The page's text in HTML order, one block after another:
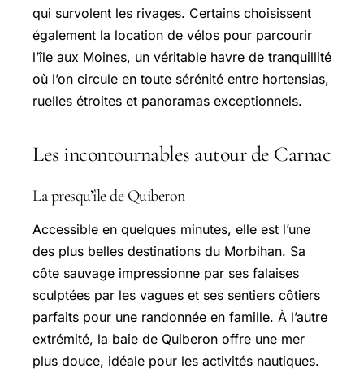
qui survolent les rivages. Certains choisissent
également la location de vélos pour parcourir
l’île aux Moines, un véritable havre de tranquillité
où l’on circule en toute sérénité entre hortensias,
ruelles étroites et panoramas exceptionnels.
Les incontournables autour de Carnac
La presqu’île de Quiberon
Accessible en quelques minutes, elle est l’une
des plus belles destinations du Morbihan. Sa
côte sauvage impressionne par ses falaises
sculptées par les vagues et ses sentiers côtiers
parfaits pour une randonnée en famille. À l’autre
extrémité, la baie de Quiberon offre une mer
plus douce, idéale pour les activités nautiques.